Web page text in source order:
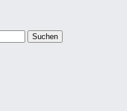
Oberlößnitz